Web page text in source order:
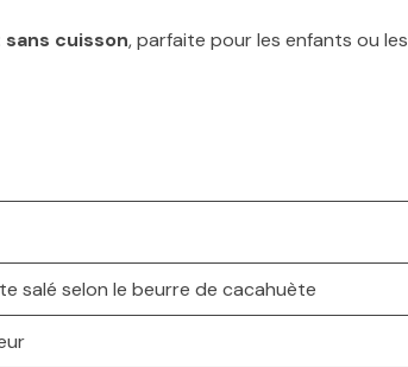
cuisson, parfaite pour les enfants ou les
salé selon le beurre de cacahuète